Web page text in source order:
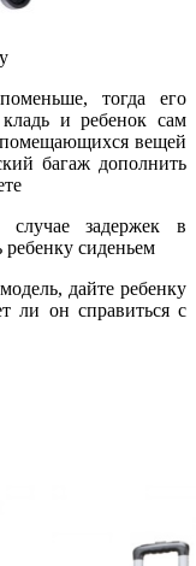
тогда его
и ребенок сам
вещей
багаж дополнить
случае задержек в
сиденьем
дайте ребенку
ли он справиться с